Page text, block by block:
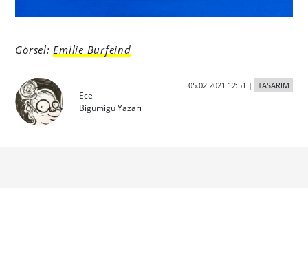
Görsel: Emilie Burfeind
Ece
Bigumigu Yazarı
05.02.2021 12:51 | TASARIM